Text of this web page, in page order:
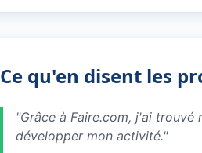
Ce qu'en disent les
"Grâce à Faire.com, j'ai trouvé
développer mon activité."